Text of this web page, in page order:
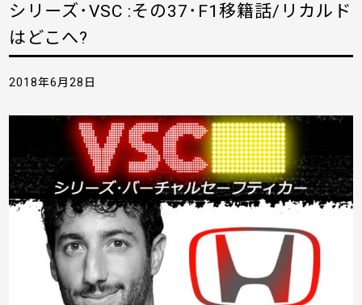
シリーズ･VSC :その37･F1移籍話/リカルド
はどこへ?
2018年6月28日